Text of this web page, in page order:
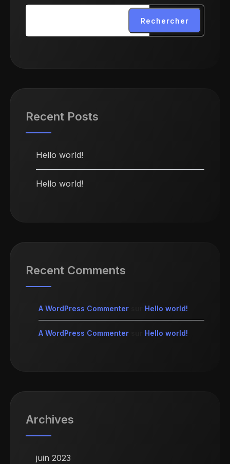
Rechercher
Recent Posts
Hello world!
Hello world!
Recent Comments
A WordPress Commenter Hello world!
A WordPress Commenter Hello world!
Archives
juin 2023